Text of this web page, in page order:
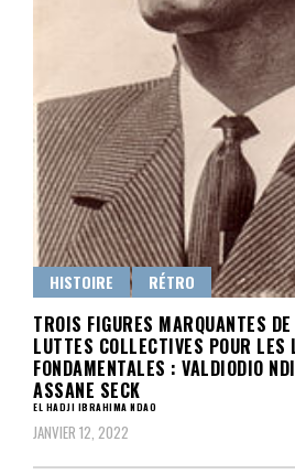
HISTOIRE RÉTRO
TROIS FIGURES MARQUANTES
LUTTES COLLECTIVES POUR LES
FONDAMENTALES : VALDIODIO
ASSANE SECK
EL HADJI IBRAHIMA NDAO
JANVIER 12, 2022